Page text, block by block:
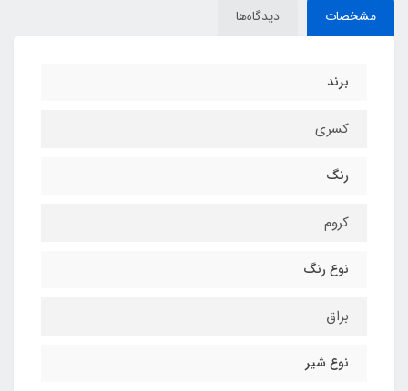
مشخصات دیدگاه‌ها
برند
کسری
رنگ
کروم
نوع رنگ
براق
نوع شیر